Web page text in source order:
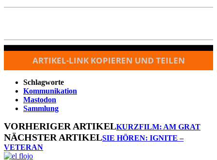
ARTIKEL-LINK KOPIEREN UND TEILEN
Schlagworte
Kommunikation
Mastodon
Sammlung
VORHERIGER ARTIKELKURZFILM: AM GRAT
NÄCHSTER ARTIKELSIE HÖREN: IGNITE –
VETERAN